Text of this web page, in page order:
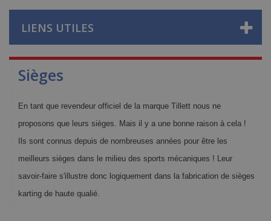
LIENS UTILES
Sièges
En tant que revendeur officiel de la marque Tillett nous ne
proposons que leurs sièges. Mais il y a une bonne raison à cela !
Ils sont connus depuis de nombreuses années pour être les
meilleurs sièges dans le milieu des sports mécaniques ! Leur
savoir-faire s'illustre donc logiquement dans la fabrication de sièges
karting de haute qualié.